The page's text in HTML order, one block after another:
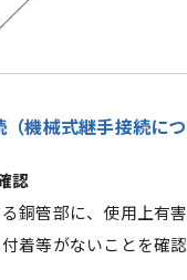
機械式継手接続につ
認
銅管部に、使用上有
着等がないことを確認